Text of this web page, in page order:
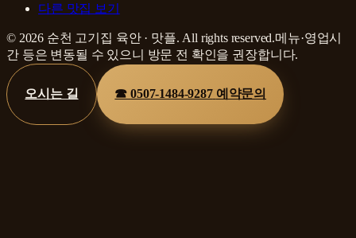
다른 맛집 보기
© 2026 순천 고기집 육안· 맛플. All rights reserved.메뉴·영업시
간 등은 변동될 수 있으니 방문 전 확인을 권장합니다.
오시는 길 ☎0507-1484-9287 예약문의